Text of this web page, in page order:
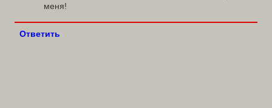
меня!
Ответить